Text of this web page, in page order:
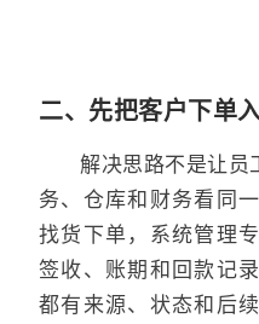
二、先把客户下单
解决思路不是让员
务、仓库和财务看同
找货下单，系统管理
签收、账期和回款记
都有来源、状态和后